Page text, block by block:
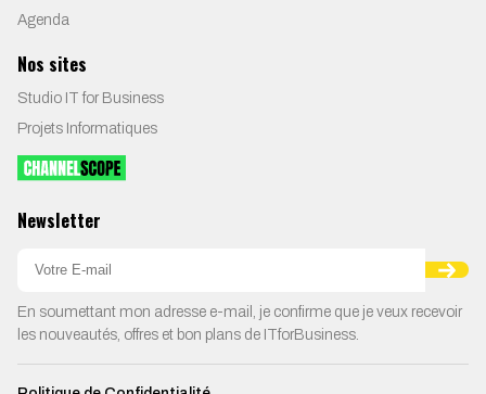
Agenda
Nos sites
Studio IT for Business
Projets Informatiques
Newsletter
En soumettant mon adresse e-mail, je confirme que je veux recevoir
les nouveautés, offres et bon plans de ITforBusiness.